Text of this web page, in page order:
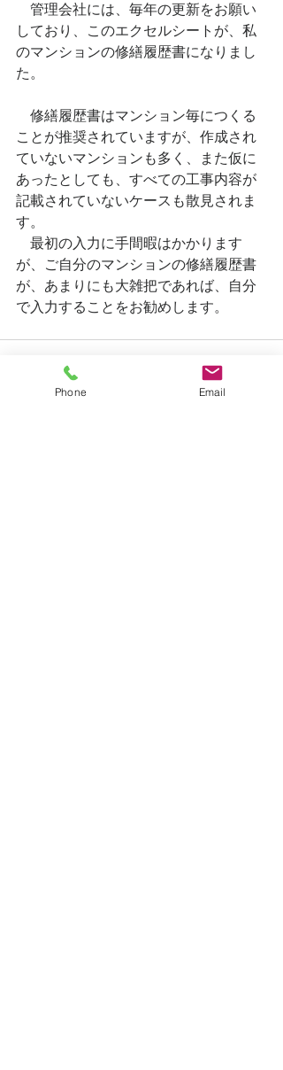
管理会社には、毎年の更新をお願い
しており、このエクセルシートが、私
のマンションの修繕履歴書になりまし
た。
修繕履歴書はマンション毎につくる
ことが推奨されていますが、作成され
ていないマンションも多く、また仮に
あったとしても、すべての工事内容が
記載されていないケースも散見されま
す。
最初の入力に手間暇はかかります
が、ご自分のマンションの修繕履歴書
が、あまりにも大雑把であれば、自分
で入力することをお勧めします。
Phone Email